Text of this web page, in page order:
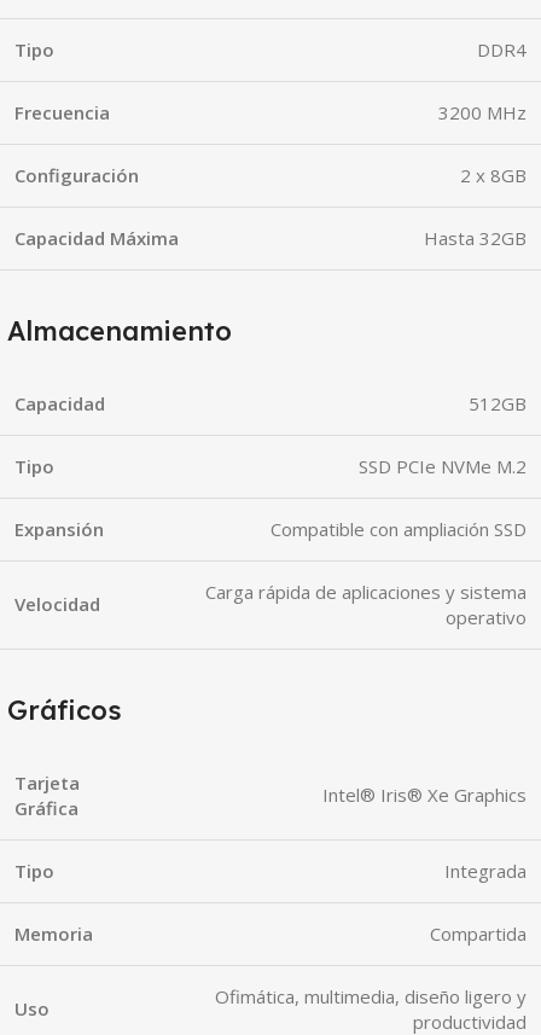
Tipo DDR4
Frecuencia 3200 MHz
Configuración 2 x 8GB
Capacidad Máxima Hasta 32GB
Almacenamiento
Capacidad 512GB
Tipo SSD PCIe NVMe M.2
Expansión Compatible con ampliación SSD
Velocidad
Carga rápida de aplicaciones y sistema
operativo
Gráficos
Tarjeta
Gráfica
Intel® Iris® Xe Graphics
Tipo Integrada
Memoria Compartida
Uso
Ofimática, multimedia, diseño ligero y
productividad